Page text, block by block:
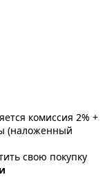
комиссия 2% +
(наложенный
свою покупку